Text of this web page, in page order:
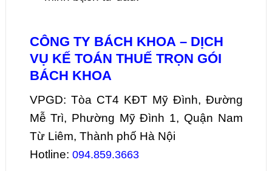
CÔNG TY BÁCH KHOA – DỊCH
VỤ KẾ TOÁN THUẾ TRỌN GÓI
BÁCH KHOA
VPGD: Tòa CT4 KĐT Mỹ Đình, Đường
Mễ Trì, Phường Mỹ Đình 1, Quận Nam
Từ Liêm, Thành phố Hà Nội
Hotline: 094.859.3663